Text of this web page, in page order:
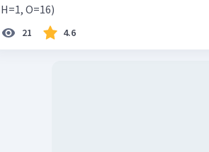
H=1, O=16)
21 4.6